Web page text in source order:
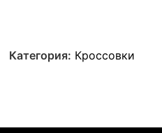
Категория: Кроссовки